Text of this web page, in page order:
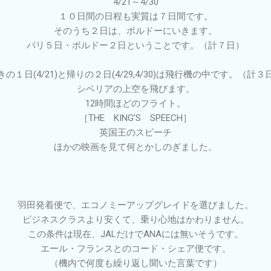
１０日間の日程も実質は７日間です。
そのうち２日は、ボルドーにいきます。
パリ５日・ボルドー２日ということです。（計７日）
の１日(4/21)と帰りの２日(4/29,4/30)は飛行機の中です。（計３
シベリアの上空を飛びます。
12時間ほどのフライト。
［THE KING’S SPEECH］
英国王のスピーチ
ほかの映画を見て何とかしのぎました。
羽田発着便で、エコノミーアップグレイドを選びました。
ビジネスクラスより安くて、乗り心地はかわりません。
この条件は現在、JALだけでANAには無いそうです。
エール・フランスとのコード・シェア便です。
（機内で何度も繰り返し聞いた言葉です）